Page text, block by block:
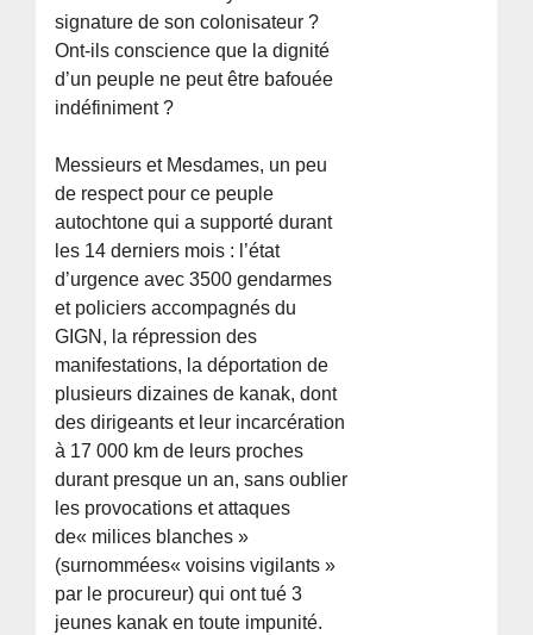
signature de son colonisateur ?
Ont-ils conscience que la dignité
d’un peuple ne peut être bafouée
indéfiniment ?
Messieurs et Mesdames, un peu
de respect pour ce peuple
autochtone qui a supporté durant
les 14 derniers mois : l’état
d’urgence avec 3500 gendarmes
et policiers accompagnés du
GIGN, la répression des
manifestations, la déportation de
plusieurs dizaines de kanak, dont
des dirigeants et leur incarcération
à 17 000 km de leurs proches
durant presque un an, sans oublier
les provocations et attaques
de« milices blanches »
(surnommées« voisins vigilants »
par le procureur) qui ont tué 3
jeunes kanak en toute impunité.